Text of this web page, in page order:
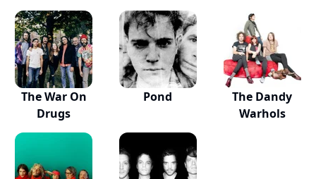
The War On
Drugs
Pond
The Dandy
Warhols